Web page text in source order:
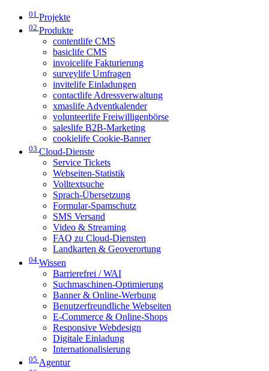
01 Projekte
02 Produkte
contentlife CMS
basiclife CMS
invoicelife Fakturierung
surveylife Umfragen
invitelife Einladungen
contactlife Adressverwaltung
xmaslife Adventkalender
volunteerlife Freiwilligenbörse
saleslife B2B-Marketing
cookielife Cookie-Banner
03 Cloud-Dienste
Service Tickets
Webseiten-Statistik
Volltextsuche
Sprach-Übersetzung
Formular-Spamschutz
SMS Versand
Video & Streaming
FAQ zu Cloud-Diensten
Landkarten & Geoverortung
04 Wissen
Barrierefrei / WAI
Suchmaschinen-Optimierung
Banner & Online-Werbung
Benutzerfreundliche Webseiten
E-Commerce & Online-Shops
Responsive Webdesign
Digitale Einladung
Internationalisierung
05 Agentur